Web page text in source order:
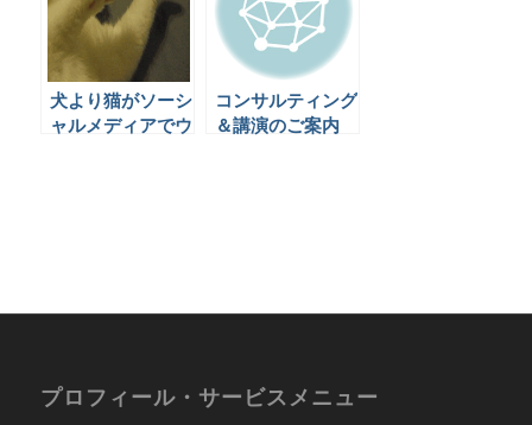
犬より猫がソーシ
ャルメディアでウ
コンサルティング
＆講演のご案内
プロフィール・サービスメニュー